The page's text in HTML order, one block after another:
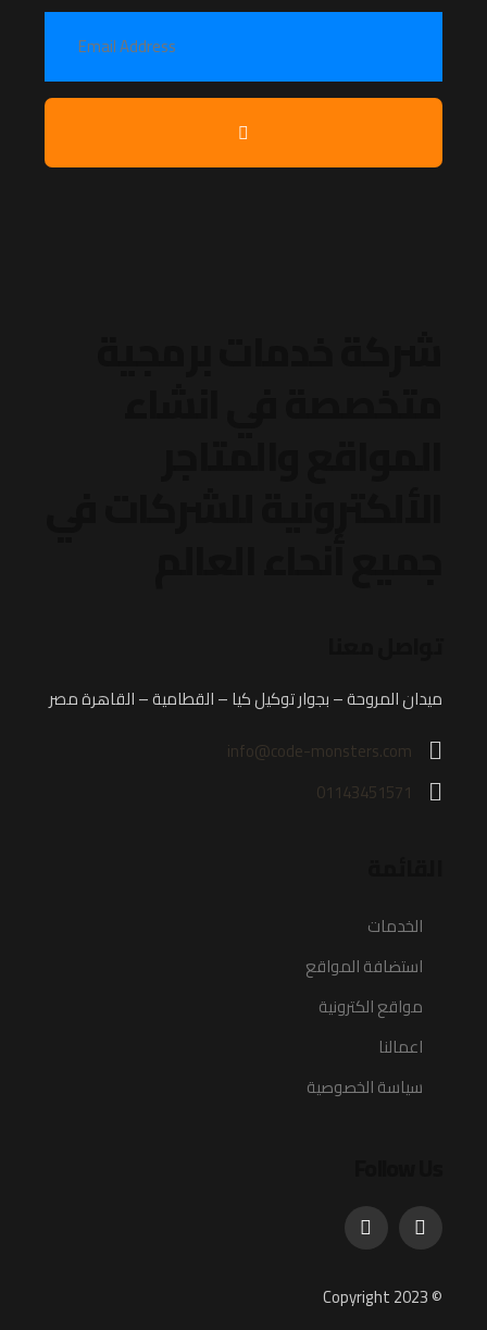
ميدان المروحة – بجوار توكيل كيا – القطامية – القاهرة مصر
info@code-monsters.com
01143451571
الخدمات
استضافة المواقع
مواقع الكترونية
اعمالنا
سياسة الخصوصية
© Copyright 2023